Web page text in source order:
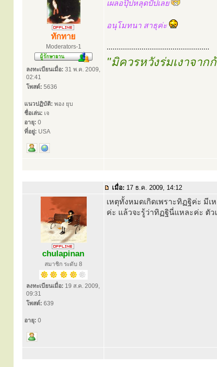
ทักทาย
Moderators-1
ลงทะเบียนเมื่อ: 31 พ.ค. 2009,
02:41
โพสต์: 5636
แนวปฏิบัติ: พอง ยุบ
ชื่อเล่น: เจ
อายุ: 0
ที่อยู่: USA
เผลอปุ๊ปหลุดปั๊ปเลย
อนุโมทนา สาธุค่ะ
.....................................................
"มิควรหวังร่มเงาจาก
เมื่อ: 17 ธ.ค. 2009, 14:12
chulapinan
สมาชิก ระดับ 8
ลงทะเบียนเมื่อ: 19 ส.ค. 2009,
09:31
โพสต์: 639
อายุ: 0
เหตุทั้งหมดเกิดเพราะทิฏฐิค่ะ มี
ค่ะ แล้วจะรู้ว่าทิฏฐินี่แหละค่ะ ตัว